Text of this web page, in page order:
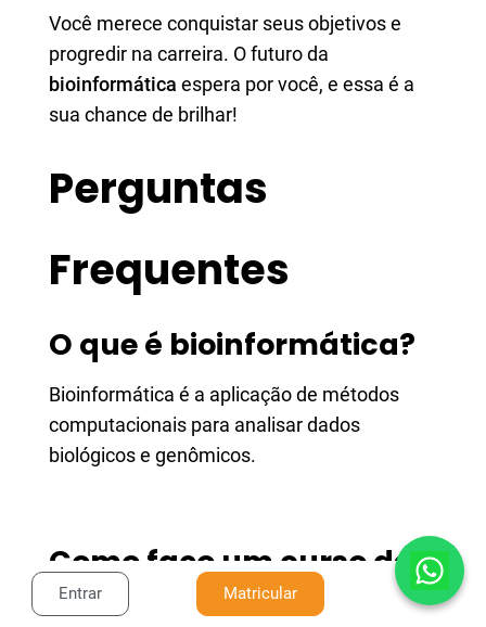
Você merece conquistar seus objetivos e
progredir na carreira. O futuro da
bioinformática espera por você, e essa é a
sua chance de brilhar!
Perguntas
Frequentes
O que é bioinformática?
Bioinformática é a aplicação de métodos
computacionais para analisar dados
biológicos e genômicos.
Como faço um curso de
bioinformática?
Entrar Matricular